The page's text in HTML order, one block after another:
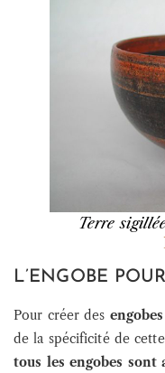
Terre
L’ENGOBE
Pour créer des
de la spécificité de
tous les engobes sont